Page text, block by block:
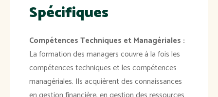
Spécifiques
Compétences Techniques et Managériales :
La formation des managers couvre à la fois les
compétences techniques et les compétences
managériales. Ils acquièrent des connaissances